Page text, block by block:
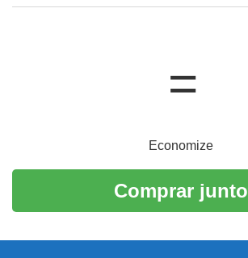
Economize
Comprar junto